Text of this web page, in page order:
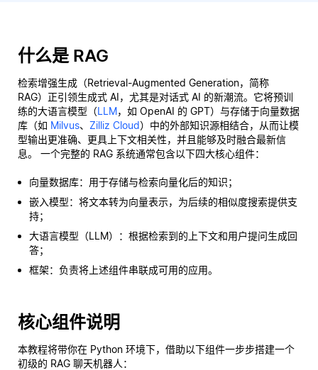
什么是 RAG
检索增强生成（Retrieval-Augmented Generation，简称
RAG）正引领生成式 AI，尤其是对话式 AI 的新潮流。它将预训
练的大语言模型（LLM，如 OpenAI 的 GPT）与存储于向量数据
库（如 Milvus、 Zilliz Cloud）中的外部知识源相结合，从而让模
型输出更准确、更具上下文相关性，并且能够及时融合最新信
息。 一个完整的 RAG 系统通常包含以下四大核心组件：
向量数据库：用于存储与检索向量化后的知识；
嵌入模型：将文本转为向量表示，为后续的相似度搜索提供支
持；
大语言模型（LLM）：根据检索到的上下文和用户提问生成回
答；
框架：负责将上述组件串联成可用的应用。
核心组件说明
本教程将带你在 Python 环境下，借助以下组件一步步搭建一个
初级的 RAG 聊天机器人：